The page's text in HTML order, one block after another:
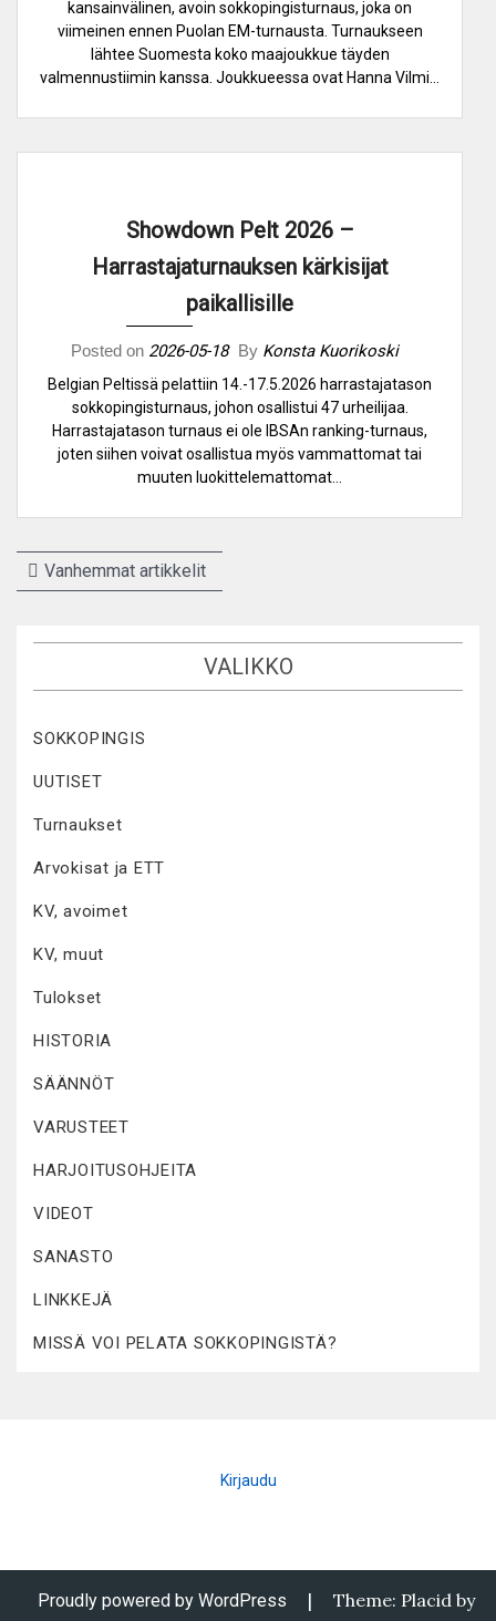
kansainvälinen, avoin sokkopingisturnaus, joka on
viimeinen ennen Puolan EM-turnausta. Turnaukseen
lähtee Suomesta koko maajoukkue täyden
valmennustiimin kanssa. Joukkueessa ovat Hanna Vilmi…
Showdown Pelt 2026 –
Harrastajaturnauksen kärkisijat
paikallisille
Posted on 2026-05-18 By Konsta Kuorikoski
Belgian Peltissä pelattiin 14.-17.5.2026 harrastajatason
sokkopingisturnaus, johon osallistui 47 urheilijaa.
Harrastajatason turnaus ei ole IBSAn ranking-turnaus,
joten siihen voivat osallistua myös vammattomat tai
muuten luokittelemattomat…
Artikkelien
Vanhemmat artikkelit
VALIKKO
SOKKOPINGIS
UUTISET
Turnaukset
Arvokisat ja ETT
KV, avoimet
KV, muut
Tulokset
HISTORIA
SÄÄNNÖT
VARUSTEET
HARJOITUSOHJEITA
VIDEOT
SANASTO
LINKKEJÄ
MISSÄ VOI PELATA SOKKOPINGISTÄ?
Kirjaudu
Proudly powered by WordPress | Theme: Placid by